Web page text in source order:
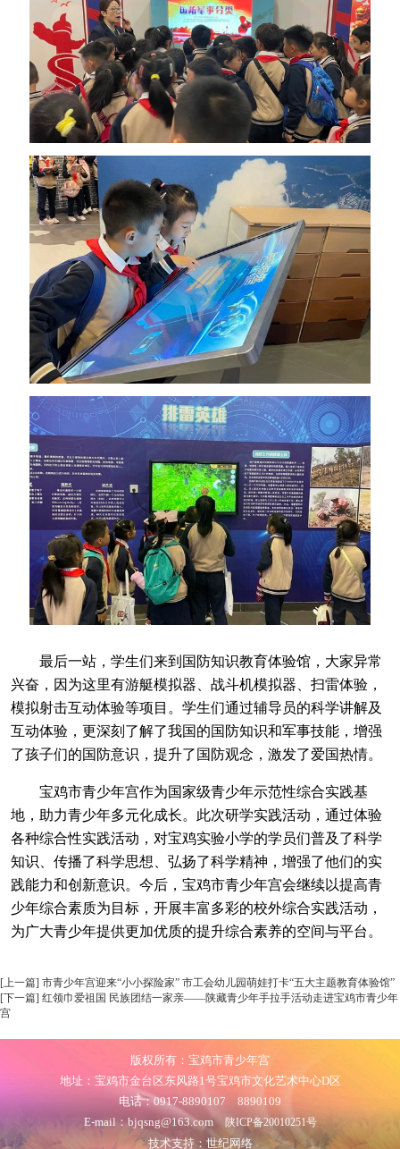
最后一站，学生们来到国防知识教育体验馆，大家异常
兴奋，因为这里有游艇模拟器、战斗机模拟器、扫雷体验，
模拟射击互动体验等项目。学生们通过辅导员的科学讲解及
互动体验，更深刻了解了我国的国防知识和军事技能，增强
了孩子们的国防意识，提升了国防观念，激发了爱国热情。
宝鸡市青少年宫作为国家级青少年示范性综合实践基
地，助力青少年多元化成长。 此次研学实践活动，通过体验
各种综合性实践活动，对宝鸡实验小学的学员们普及了科学
知识、传播了科学思想、弘扬了科学精神，增强了他们的实
践能力和创新意识。 今后，宝鸡市青少年宫会继续以提高青
少年综合素质为目标，开展丰富多彩的校外综合实践活动，
为广大青少年提供更加优质的提升综合素养的空间与平台。
[上一篇] 市青少年宫迎来“小小探险家” 市工会幼儿园萌娃打卡“五大主题教育体验馆”
[下一篇] 红领巾爱祖国 民族团结一家亲——陕藏青少年手拉手活动走进宝鸡市青少年
宫
版权所有：宝鸡市青少年宫
地址：宝鸡市金台区东风路1号宝鸡市文化艺术中心D区
电话：0917-8890107 8890109
E-mail：bjqsng@163.com 陕ICP备20010251号
技术支持：世纪网络